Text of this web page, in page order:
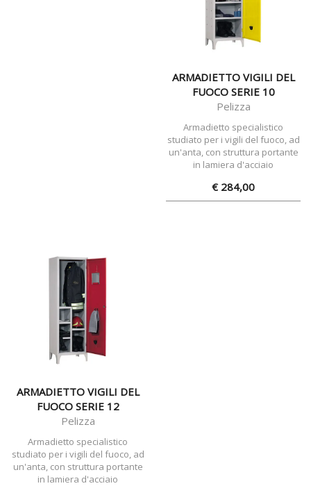
ARMADIETTO VIGILI DEL
FUOCO SERIE 10
Pelizza
Armadietto specialistico
studiato per i vigili del fuoco, ad
un'anta, con struttura portante
in lamiera d'acciaio
€ 284,00
ARMADIETTO VIGILI DEL
FUOCO SERIE 12
Pelizza
Armadietto specialistico
studiato per i vigili del fuoco, ad
un'anta, con struttura portante
in lamiera d'acciaio